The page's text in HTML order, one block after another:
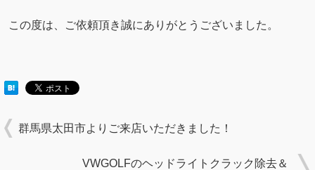
この度は、ご依頼頂き誠にありがとうございました。
群馬県太田市よりご来店いただきました！
VWGOLFのヘッドライトクラック除去＆